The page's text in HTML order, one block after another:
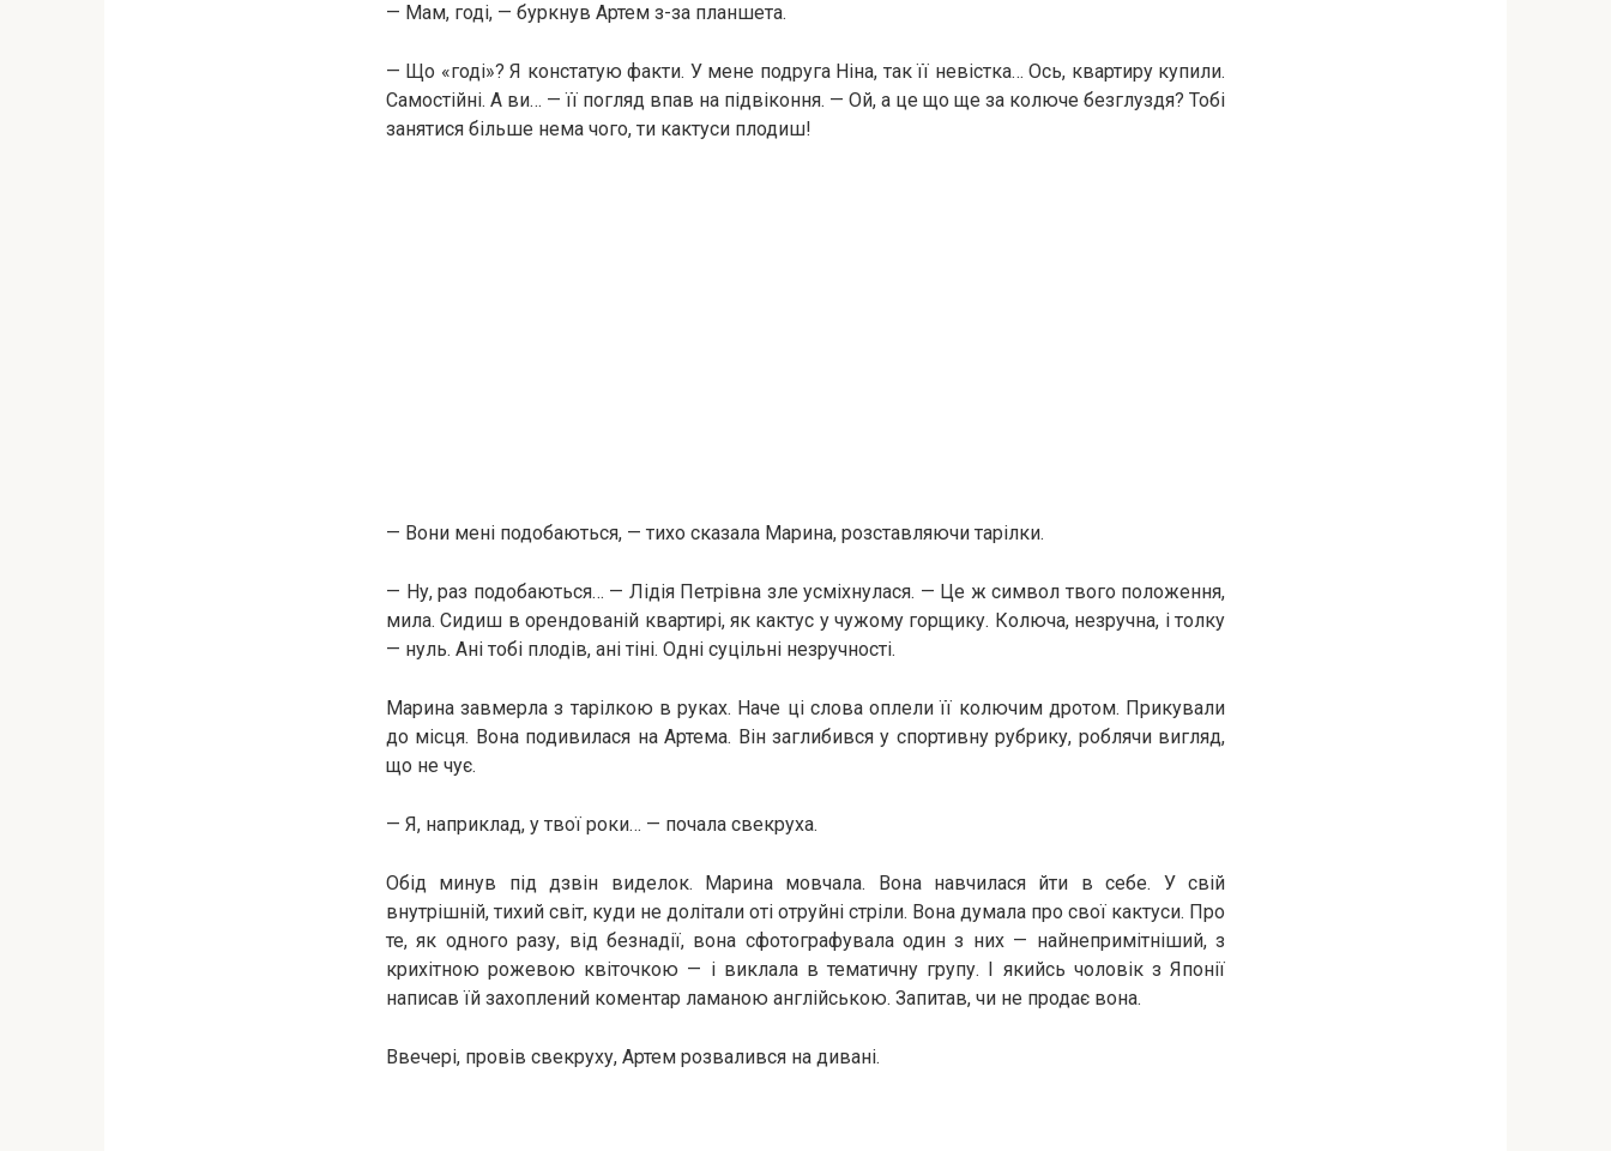
— Мам, годі, — буркнув Артем з-за планшета.
— Що «годі»? Я констатую факти. У мене подруга Ніна, так її невістка… Ось, квартиру купили.
Самостійні. А ви… — її погляд впав на підвіконня. — Ой, а це що ще за колюче безглуздя? Тобі
занятися більше нема чого, ти кактуси плодиш!
— Вони мені подобаються, — тихо сказала Марина, розставляючи тарілки.
— Ну, раз подобаються… — Лідія Петрівна зле усміхнулася. — Це ж символ твого положення,
мила. Сидиш в орендованій квартирі, як кактус у чужому горщику. Колюча, незручна, і толку
— нуль. Ані тобі плодів, ані тіні. Одні суцільні незручності.
Марина завмерла з тарілкою в руках. Наче ці слова оплели її колючим дротом. Прикували
до місця. Вона подивилася на Артема. Він заглибився у спортивну рубрику, роблячи вигляд,
що не чує.
— Я, наприклад, у твої роки… — почала свекруха.
Обід минув під дзвін виделок. Марина мовчала. Вона навчилася йти в себе. У свій
внутрішній, тихий світ, куди не долітали оті отруйні стріли. Вона думала про свої кактуси. Про
те, як одного разу, від безнадії, вона сфотографувала один з них — найнепримітніший, з
крихітною рожевою квіточкою — і виклала в тематичну групу. І якийсь чоловік з Японії
написав їй захоплений коментар ламаною англійською. Запитав, чи не продає вона.
Ввечері, провів свекруху, Артем розвалився на дивані.